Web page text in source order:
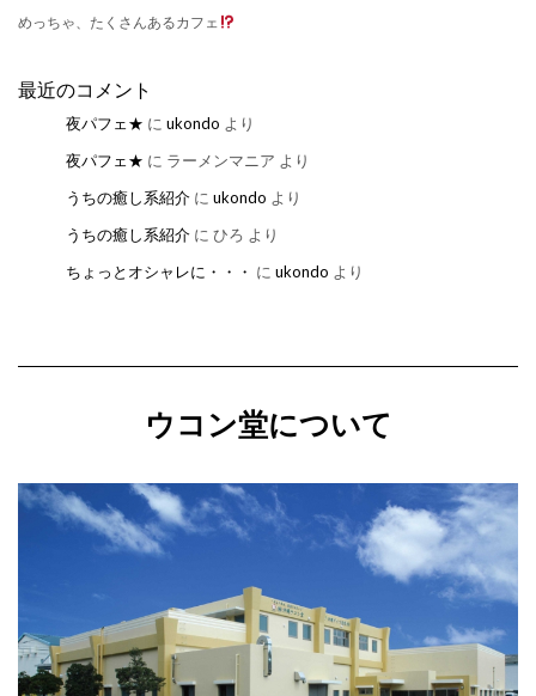
めっちゃ、たくさんあるカフェ
最近のコメント
夜パフェ★ に ukondo より
夜パフェ★ に ラーメンマニア より
うちの癒し系紹介 に ukondo より
うちの癒し系紹介 に ひろ より
ちょっとオシャレに・・・ に ukondo より
ウコン堂について